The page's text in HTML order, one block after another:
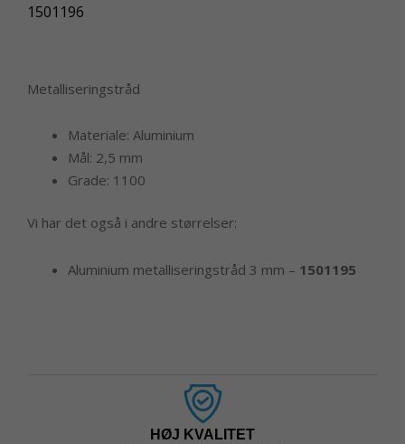
1501196
Metalliseringstråd
Materiale: Aluminium
Mål: 2,5 mm
Grade: 1100
Vi har det også i andre størrelser:
Aluminium metalliseringstråd 3 mm – 1501195
HØJ KVALITET